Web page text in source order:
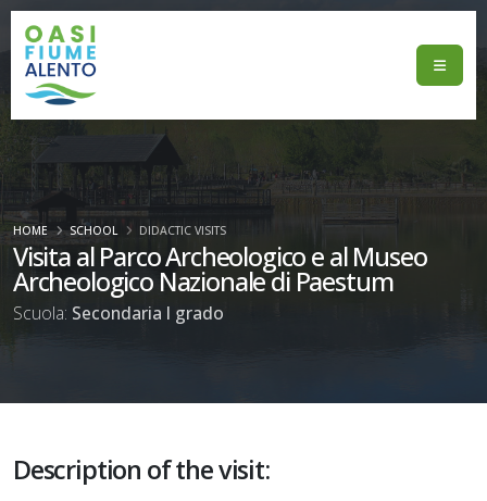
Visita al Parco Archeologico e al Museo
Archeologico Nazionale di Paestum
Scuola: Secondaria I grado
HOME SCHOOL DIDACTIC VISITS
Description of the visit: